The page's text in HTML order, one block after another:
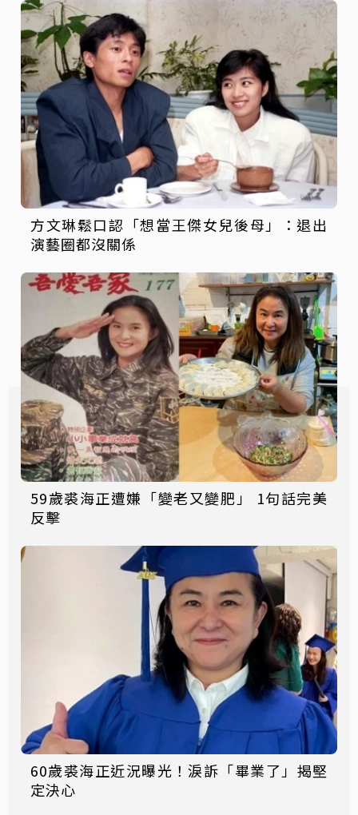
方文琳鬆口認「想當王傑女兒後母」：退出
演藝圈都沒關係
59歲裘海正遭嫌「變老又變肥」 1句話完美
反擊
60歲裘海正近況曝光！淚訴「畢業了」揭堅
定決心